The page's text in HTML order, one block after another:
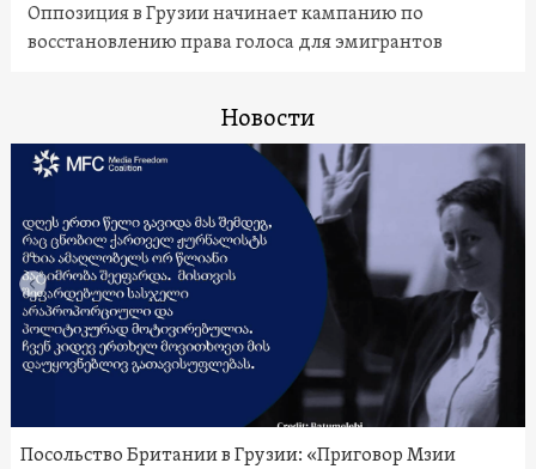
Оппозиция в Грузии начинает кампанию по
восстановлению права голоса для эмигрантов
Новости
Посольство Британии в Грузии: «Приговор Мзии